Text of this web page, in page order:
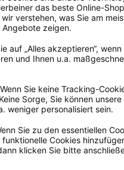
Adult